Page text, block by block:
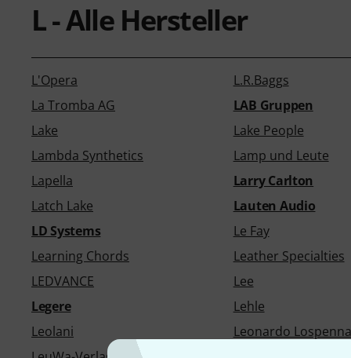
L - Alle Hersteller
L'Opera L.R.Baggs
La Tromba AG
LAB Gruppen
Lake
Lake People
Lambda Synthetics
Lamp und Leute
Lapella
Larry Carlton
Latch Lake
Lauten Audio
LD Systems
Le Fay
Learning Chords
Leather Specialties
LEDVANCE
Lee
Legere
Lehle
Leolani
Leonardo